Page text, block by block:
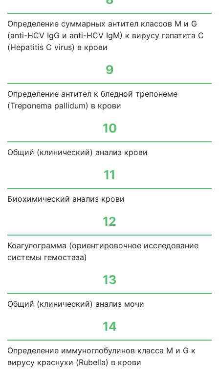
Определение суммарных антител классов М и G
(anti-HCV IgG и anti-HCV IgM) к вирусу гепатита С
(Hepatitis С virus) в крови
9
Определение антител к бледной трепонеме
(Treponema pallidum) в крови
10
Общий (клинический) анализ крови
11
Биохимический анализ крови
12
Коагулограмма (ориентировочное исследование
системы гемостаза)
13
Общий (клинический) анализ мочи
14
Определение иммуноглобулинов класса М и G к
вирусу краснухи (Rubella) в крови